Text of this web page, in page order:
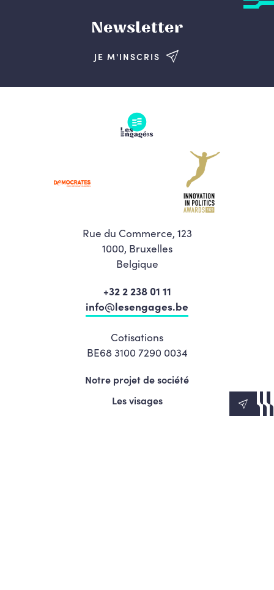
Newsletter
JE M'INSCRIS
Rue du Commerce, 123
1000, Bruxelles
Belgique
+32 2 238 01 11
info@lesengages.be
Cotisations
BE68 3100 7290 0034
Notre projet de société
Les visages